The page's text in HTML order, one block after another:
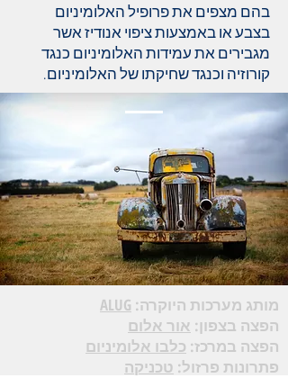
בהם מצפים את פרופיל האלומיניום
בצבע או באמצעות ציפוי אנודיז אשר
מגבירים את עמידות האלומיניום כנגד
קורוזיה וכנגד שחיקתו של האלומיניום.
מותג מערכות היוקרה: ALUG
הפצה בצפון: אור אלום
הפצה במרכז: כלבו אלומיניום
פתרונות פרזול: טכניקה